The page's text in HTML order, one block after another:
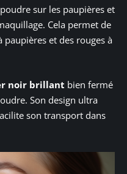
sur les paupières et
Cela permet de
et des rouges à
noir brillant bien fermé
Son design ultra
son transport dans